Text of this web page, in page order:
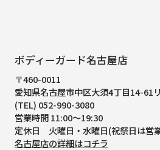
ボディーガード名古屋店
〒460-0011
愛知県名古屋市中区大須4丁目14-61
(TEL) 052-990-3080
営業時間 11:00～19:30
定休日 火曜日・水曜日(祝祭日は営
名古屋店の詳細はコチラ